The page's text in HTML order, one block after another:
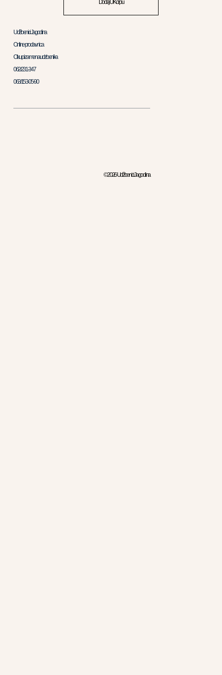
Dodaj U Korpu
© 2026 Udžbenici Jagodina
Udžbenici Jagodina
Online prodavnica
Otkup i zamena udzbenika
062/231-347
063/153-05-90